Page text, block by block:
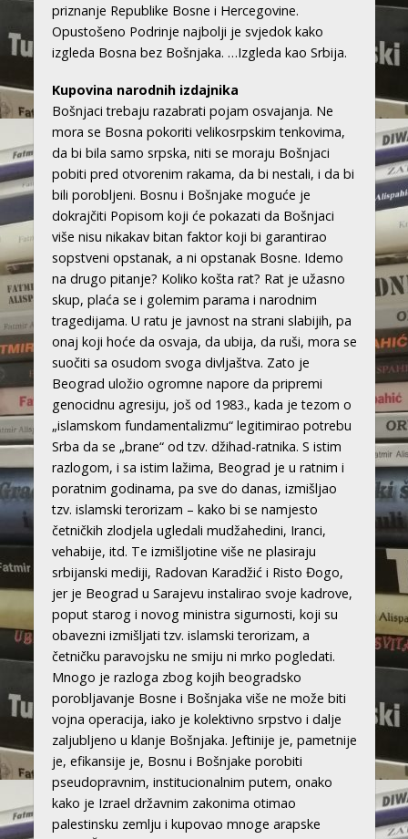
priznanje Republike Bosne i Hercegovine.
Opustošeno Podrinje najbolji je svjedok kako
izgleda Bosna bez Bošnjaka. …Izgleda kao Srbija.
Kupovina narodnih izdajnika
Bošnjaci trebaju razabrati pojam osvajanja. Ne
mora se Bosna pokoriti velikosrpskim tenkovima,
da bi bila samo srpska, niti se moraju Bošnjaci
pobiti pred otvorenim rakama, da bi nestali, i da bi
bili porobljeni. Bosnu i Bošnjake moguće je
dokrajčiti Popisom koji će pokazati da Bošnjaci
više nisu nikakav bitan faktor koji bi garantirao
sopstveni opstanak, a ni opstanak Bosne. Idemo
na drugo pitanje? Koliko košta rat? Rat je užasno
skup, plaća se i golemim parama i narodnim
tragedijama. U ratu je javnost na strani slabijih, pa
onaj koji hoće da osvaja, da ubija, da ruši, mora se
suočiti sa osudom svoga divljaštva. Zato je
Beograd uložio ogromne napore da pripremi
genocidnu agresiju, još od 1983., kada je tezom o
„islamskom fundamentalizmu“ legitimirao potrebu
Srba da se „brane“ od tzv. džihad-ratnika. S istim
razlogom, i sa istim lažima, Beograd je u ratnim i
poratnim godinama, pa sve do danas, izmišljao
tzv. islamski terorizam – kako bi se namjesto
četničkih zlodjela ugledali mudžahedini, Iranci,
vehabije, itd. Te izmišljotine više ne plasiraju
srbijanski mediji, Radovan Karadžić i Risto Đogo,
jer je Beograd u Sarajevu instalirao svoje kadrove,
poput starog i novog ministra sigurnosti, koji su
obavezni izmišljati tzv. islamski terorizam, a
četničku paravojsku ne smiju ni mrko pogledati.
Mnogo je razloga zbog kojih beogradsko
porobljavanje Bosne i Bošnjaka više ne može biti
vojna operacija, iako je kolektivno srpstvo i dalje
zaljubljeno u klanje Bošnjaka. Jeftinije je, pametnije
je, efikansije je, Bosnu i Bošnjake porobiti
pseudopravnim, institucionalnim putem, onako
kako je Izrael državnim zakonima otimao
palestinsku zemlju i kupovao mnoge arapske